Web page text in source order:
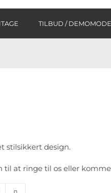
TILBUD /
stilsikkert design.
at ringe til os eller